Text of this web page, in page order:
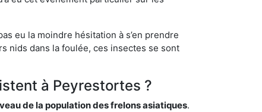
eu la moindre hésitation à s’en prendre
nids dans la foulée, ces insectes se sont
à Peyrestortes ?
de la population des frelons asiatiques.